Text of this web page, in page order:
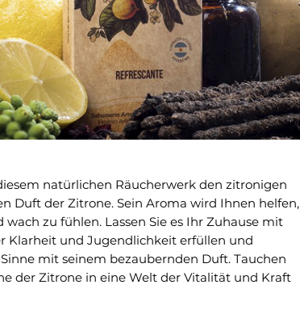
natürlichen Räucherwerk den zitronigen
Duft der Zitrone. Sein Aroma wird Ihnen helfen,
wach zu fühlen. Lassen Sie es Ihr Zuhause mit
Klarheit und Jugendlichkeit erfüllen und
mit seinem bezaubernden Duft. Tauchen
der Zitrone in eine Welt der Vitalität und Kraft